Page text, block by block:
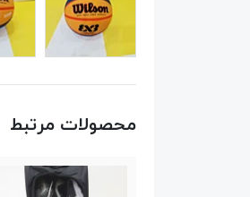
محصولات مرتبط